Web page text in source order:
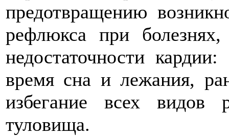
предотвращению
рефлюкса при
недостаточности
время сна и лежания,
избегание всех видов
туловища.